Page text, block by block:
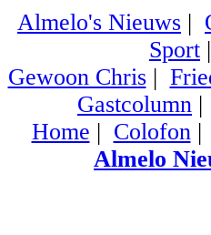
Almelo's Nieuws |
Sport |
Gewoon Chris|
Gastcolumn |
Home | Colofon|
Almelo